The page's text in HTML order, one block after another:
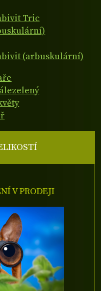
Tric
(arbuskulární)
V PRODEJI